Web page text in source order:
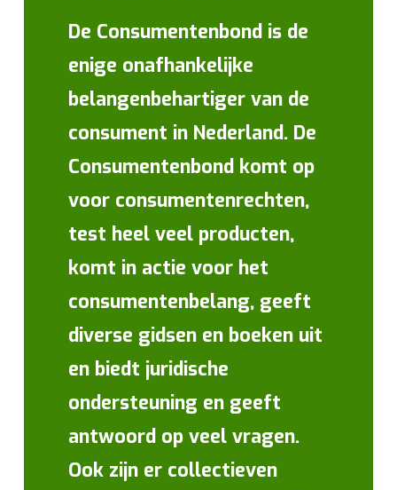
De Consumentenbond is de
enige onafhankelijke
belangenbehartiger van de
consument in Nederland. De
Consumentenbond komt op
voor consumentenrechten,
test heel veel producten,
komt in actie voor het
consumentenbelang, geeft
diverse gidsen en boeken uit
en biedt juridische
ondersteuning en geeft
antwoord op veel vragen.
Ook zijn er collectieven